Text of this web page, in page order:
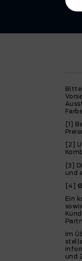
Bitte
[1]
[2]
[3]
und
[4]
Ein
Im
und